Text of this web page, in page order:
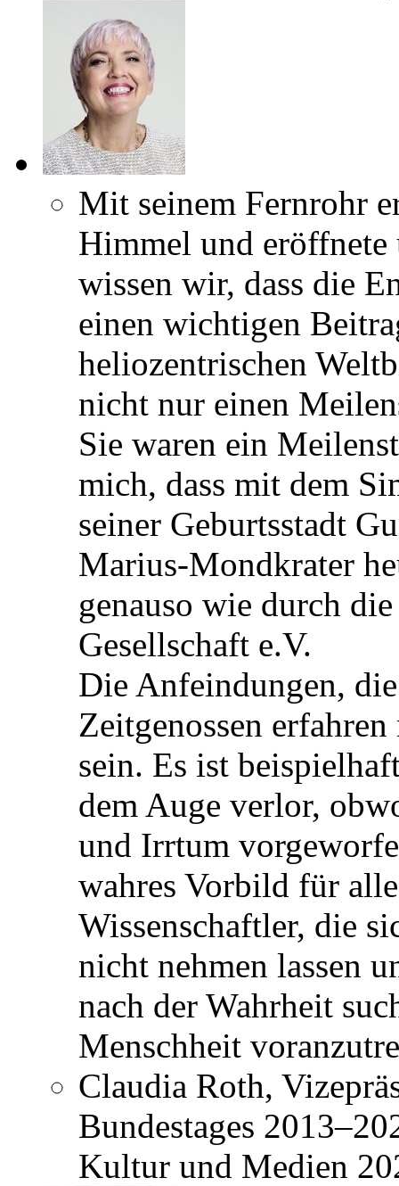
Mit seinem Fernrohr
Himmel und eröffnete
wissen wir, dass die
einen wichtigen
heliozentrischen
nicht nur einen
Sie waren ein
mich, dass mit dem
seiner Geburtsstadt
Marius-Mondkrater
genauso wie durch
Gesellschaft e.V.
Die Anfeindungen,
Zeitgenossen
sein. Es ist
dem Auge verlor,
und Irrtum
wahres Vorbild für
Wissenschaftler, die
nicht nehmen lassen
nach der Wahrheit
Menschheit
Claudia Roth,
Bundestages
Kultur und Medien